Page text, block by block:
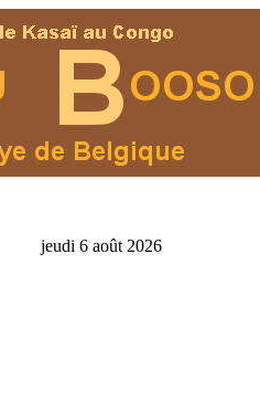
jeudi 6 août 2026